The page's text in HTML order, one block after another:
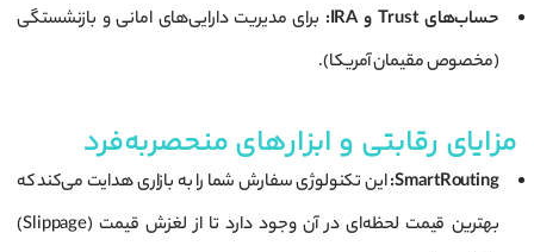
حساب‌های Trust و IRA:
برای مدیریت دارایی‌های امانی و بازنشستگی
(مخصوص مقیمان آمریکا).
مزایای رقابتی و ابزارهای منحصربه‌فرد
SmartRouting: این تکنولوژی سفارش شما را به بازاری هدایت می‌کند که
بهترین قیمت لحظه‌ای در آن وجود دارد تا از لغزش قیمت (Slippage)